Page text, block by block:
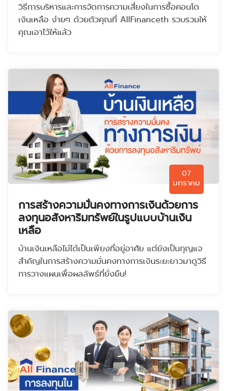
วิธีการบริหารและการจัดการความเสี่ยงในการซื้อคอนโด
เงินเหลือ ง่ายๆ ด้วยตัวคุณที่ AllFinanceth รวบรวมให้
คุณเอาไว้ให้แล้ว
07
มกราคม
การสร้างความมั่นคงทางการเงินด้วยการ
ลงทุนอสังหาริมทรัพย์ในรูปแบบบ้านเงิน
เหลือ
บ้านเงินเหลือไม่ได้เป็นเพียงที่อยู่อาศัย แต่ยังเป็นกุญแจ
สำคัญในการสร้างความมั่นคงทางการเงินระยะยาวมาดูวิธี
การวางแผนเพื่อผลลัพธ์ที่ยั่งยืน!